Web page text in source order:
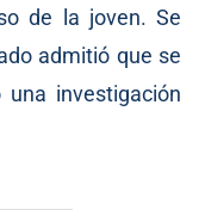
de la joven. Se
admitió que se
investigación